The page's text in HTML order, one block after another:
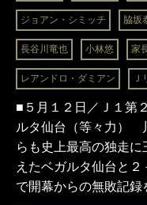
ジョアン・シミッチ 脇坂
長谷川竜也 小林悠 家
レアンドロ・ダミアン Ｊ
■５月１２日／Ｊ１第
ルタ仙台（等々力）
らも史上最高の独走
えたベガルタ仙台と
で開幕からの無敗記